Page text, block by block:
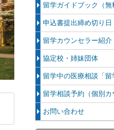
留学ガイドブック（無
申込書提出締め切り日
留学カウンセラー紹介
協定校・姉妹団体
留学中の医療相談「留
留学相談予約（個別カ
お問い合わせ